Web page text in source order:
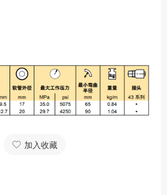
加入收藏